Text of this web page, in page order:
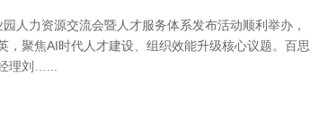
人力资源交流会暨人才服务体系发布活动顺利举办，
，聚焦AI时代人才建设、组织效能升级核心议题。百思
理刘…...